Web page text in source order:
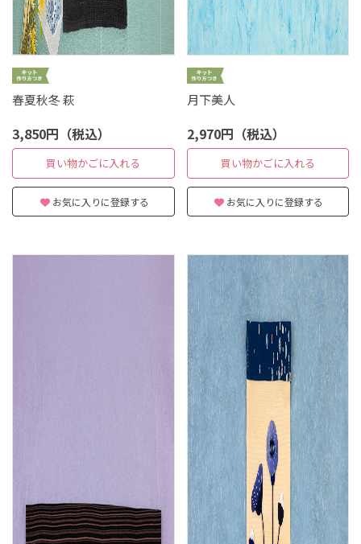
春夏秋冬 萩
3,850円（税込）
買い物かごに入れる
お気に入りに登録する
月下美人
2,970円（税込）
買い物かごに入れる
お気に入りに登録する